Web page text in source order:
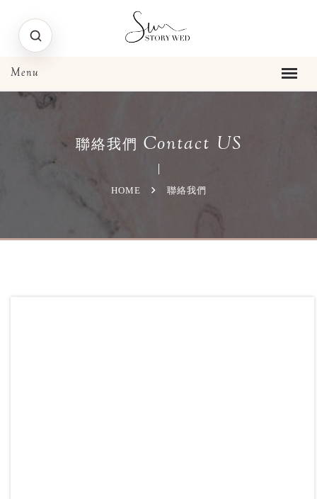
聯絡我們 Contact US
HOME 聯絡我們